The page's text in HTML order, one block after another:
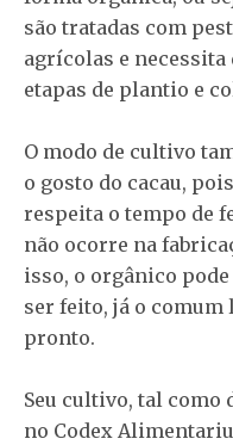
são tratadas com
agrícolas e necessita
etapas de plantio e
O modo de cultivo
o gosto do cacau,
respeita o tempo de
não ocorre na
isso, o orgânico
ser feito, já o comum
pronto.
Seu cultivo, tal
no Codex